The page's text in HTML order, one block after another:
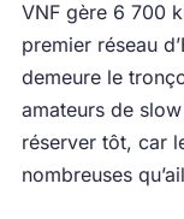
VNF gère 6 700
premier réseau
demeure le
amateurs de
réserver tôt, car
nombreuses